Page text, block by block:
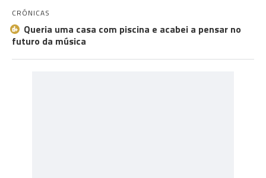
CRÓNICAS
Queria uma casa com piscina e acabei a pensar no
futuro da música